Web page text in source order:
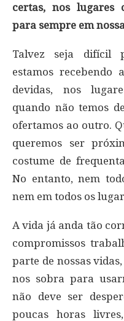
certas, nos lugares
para sempre em
Talvez seja difícil
estamos recebendo
devidas, nos
quando não temos
ofertamos ao outro.
queremos ser
costume de
No entanto, nem
nem em todos os
A vida já anda tão
compromissos
parte de nossas
nos sobra para
não deve ser
poucas horas